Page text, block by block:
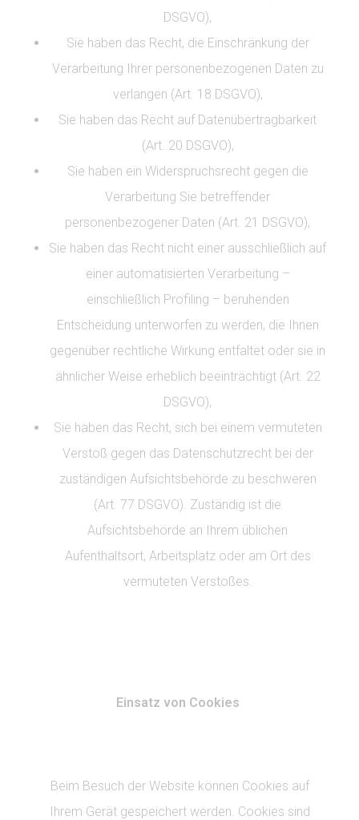
DSGVO),
Sie haben das Recht, die Einschränkung der
Verarbeitung Ihrer personenbezogenen Daten zu
verlangen (Art. 18 DSGVO),
Sie haben das Recht auf Datenübertragbarkeit
(Art. 20 DSGVO),
Sie haben ein Widerspruchsrecht gegen die
Verarbeitung Sie betreffender
personenbezogener Daten (Art. 21 DSGVO),
Sie haben das Recht nicht einer ausschließlich auf
einer automatisierten Verarbeitung –
einschließlich Profiling – beruhenden
Entscheidung unterworfen zu werden, die Ihnen
gegenüber rechtliche Wirkung entfaltet oder sie in
ähnlicher Weise erheblich beeinträchtigt (Art. 22
DSGVO),
Sie haben das Recht, sich bei einem vermuteten
Verstoß gegen das Datenschutzrecht bei der
zuständigen Aufsichtsbehörde zu beschweren
(Art. 77 DSGVO). Zuständig ist die
Aufsichtsbehörde an Ihrem üblichen
Aufenthaltsort, Arbeitsplatz oder am Ort des
vermuteten Verstoßes.
Einsatz von Cookies
Beim Besuch der Website können Cookies auf
Ihrem Gerät gespeichert werden. Cookies sind